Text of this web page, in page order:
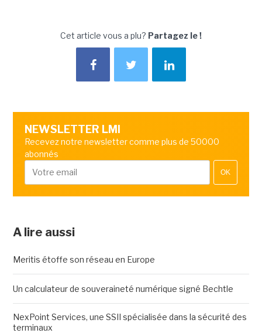
Cet article vous a plu? Partagez le !
NEWSLETTER LMI
Recevez notre newsletter comme plus de 50000
abonnés
OK
A lire aussi
Meritis étoffe son réseau en Europe
Un calculateur de souveraineté numérique signé Bechtle
NexPoint Services, une SSII spécialisée dans la sécurité des
terminaux